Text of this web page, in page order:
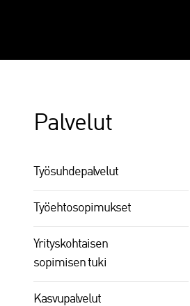
Palvelut
Työsuhdepalvelut
Työehtosopimukset
Yrityskohtaisen
sopimisen tuki
Kasvupalvelut